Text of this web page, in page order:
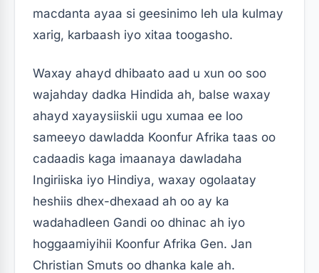
macdanta ayaa si geesinimo leh ula kulmay
xarig, karbaash iyo xitaa toogasho.
Waxay ahayd dhibaato aad u xun oo soo
wajahday dadka Hindida ah, balse waxay
ahayd xayaysiiskii ugu xumaa ee loo
sameeyo dawladda Koonfur Afrika taas oo
cadaadis kaga imaanaya dawladaha
Ingiriiska iyo Hindiya, waxay ogolaatay
heshiis dhex-dhexaad ah oo ay ka
wadahadleen Gandi oo dhinac ah iyo
hoggaamiyihii Koonfur Afrika Gen. Jan
Christian Smuts oo dhanka kale ah.